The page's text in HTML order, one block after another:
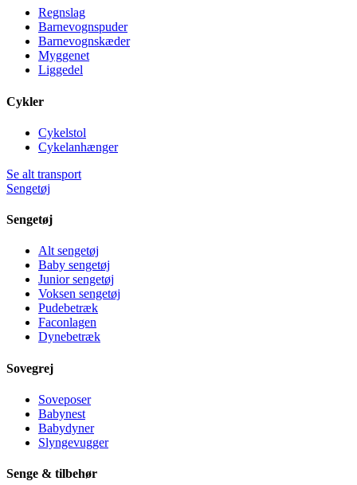
Regnslag
Barnevognspuder
Barnevognskæder
Myggenet
Liggedel
Cykler
Cykelstol
Cykelanhænger
Se alt transport
Sengetøj
Sengetøj
Alt sengetøj
Baby sengetøj
Junior sengetøj
Voksen sengetøj
Pudebetræk
Faconlagen
Dynebetræk
Sovegrej
Soveposer
Babynest
Babydyner
Slyngevugger
Senge & tilbehør